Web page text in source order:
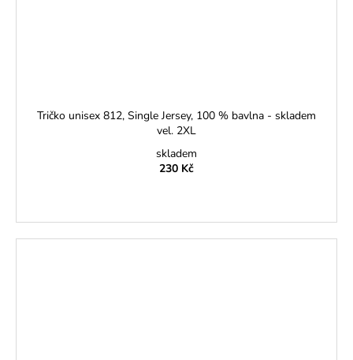
Tričko unisex 812, Single Jersey, 100 % bavlna - skladem
vel. 2XL
skladem
230 Kč